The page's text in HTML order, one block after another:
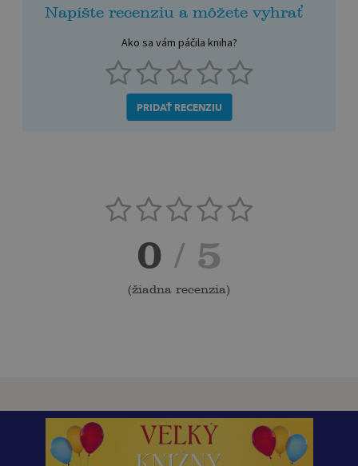
Napíšte recenziu a môžete vyhrať
Ako sa vám páčila kniha?
PRIDAŤ RECENZIU
0 / 5
(žiadna recenzia)